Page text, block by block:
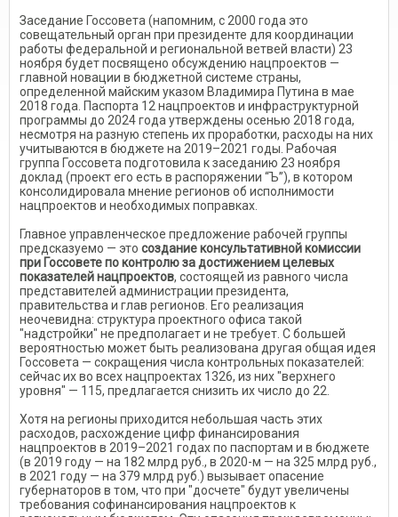
Заседание Госсовета (напомним, с 2000 года это
совещательный орган при президенте для координации
работы федеральной и региональной ветвей власти) 23
ноября будет посвящено обсуждению нацпроектов —
главной новации в бюджетной системе страны,
определенной майским указом Владимира Путина в мае
2018 года. Паспорта 12 нацпроектов и инфраструктурной
программы до 2024 года утверждены осенью 2018 года,
несмотря на разную степень их проработки, расходы на них
учитываются в бюджете на 2019–2021 годы. Рабочая
группа Госсовета подготовила к заседанию 23 ноября
доклад (проект его есть в распоряжении “Ъ”), в котором
консолидировала мнение регионов об исполнимости
нацпроектов и необходимых поправках.
Главное управленческое предложение рабочей группы
предсказуемо — это создание консультативной комиссии
при Госсовете по контролю за достижением целевых
показателей нацпроектов, состоящей из равного числа
представителей администрации президента,
правительства и глав регионов. Его реализация
неочевидна: структура проектного офиса такой
"надстройки" не предполагает и не требует. С большей
вероятностью может быть реализована другая общая идея
Госсовета — сокращения числа контрольных показателей:
сейчас их во всех нацпроектах 1326, из них "верхнего
уровня" — 115, предлагается снизить их число до 22.
Хотя на регионы приходится небольшая часть этих
расходов, расхождение цифр финансирования
нацпроектов в 2019–2021 годах по паспортам и в бюджете
(в 2019 году — на 182 млрд руб., в 2020-м — на 325 млрд руб.,
в 2021 году — на 379 млрд руб.) вызывает опасение
губернаторов в том, что при "досчете" будут увеличены
требования софинансирования нацпроектов к